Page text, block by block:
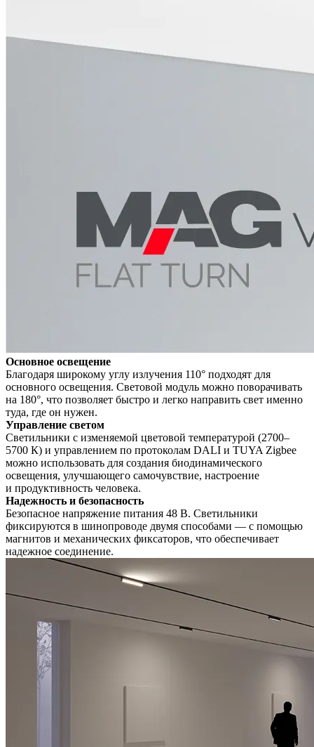
Основное освещение
Благодаря широкому углу излучения 110° подходят для
основного освещения. Световой модуль можно поворачивать
на 180°, что позволяет быстро и легко направить свет именно
туда, где он нужен.
Управление светом
Светильники с изменяемой цветовой температурой (2700–
5700 К) и управлением по протоколам DALI и TUYA Zigbee
можно использовать для создания биодинамического
освещения, улучшающего самочувствие, настроение
и продуктивность человека.
Надежность и безопасность
Безопасное напряжение питания 48 В. Светильники
фиксируются в шинопроводе двумя способами — с помощью
магнитов и механических фиксаторов, что обеспечивает
надежное соединение.